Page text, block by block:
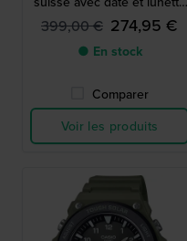
de plongée interne
399,00 € 274,95 €
● En stock
Comparer
Voir les produits